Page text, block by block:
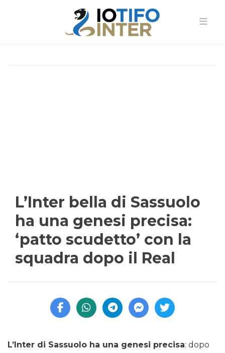
L’Inter bella di Sassuolo
ha una genesi precisa:
‘patto scudetto’ con la
squadra dopo il Real
L’Inter di Sassuolo ha una genesi precisa: dopo